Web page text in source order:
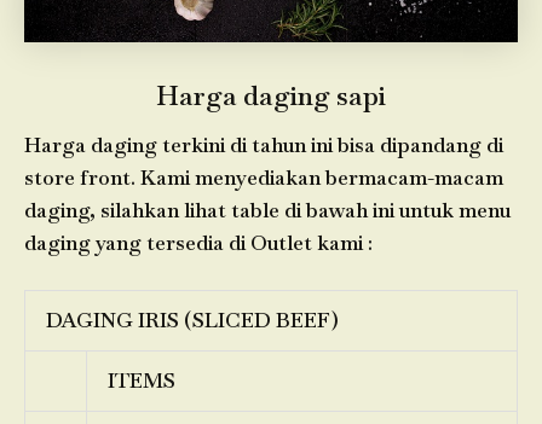
Harga daging sapi
Harga daging terkini di tahun ini bisa dipandang di
store front. Kami menyediakan bermacam-macam
daging, silahkan lihat table di bawah ini untuk menu
daging yang tersedia di Outlet kami :
DAGING IRIS (SLICED BEEF)
ITEMS